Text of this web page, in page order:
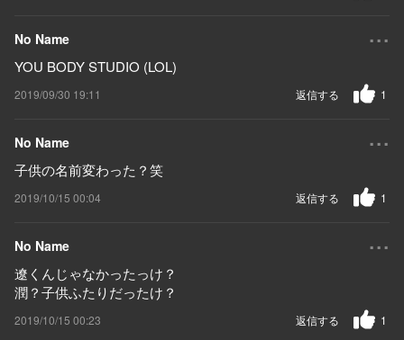
No Name ...
YOU BODY STUDIO (LOL)
2019/09/30 19:11 1
返信する
No Name ...
子供の名前変わった？笑
2019/10/15 00:04 1
返信する
No Name ...
遼くんじゃなかったっけ？
潤？子供ふたりだったけ？
2019/10/15 00:23 1
返信する